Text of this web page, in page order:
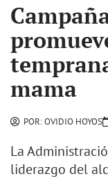
mama
POR:OVIDIO HOYOS
La
liderazgo del